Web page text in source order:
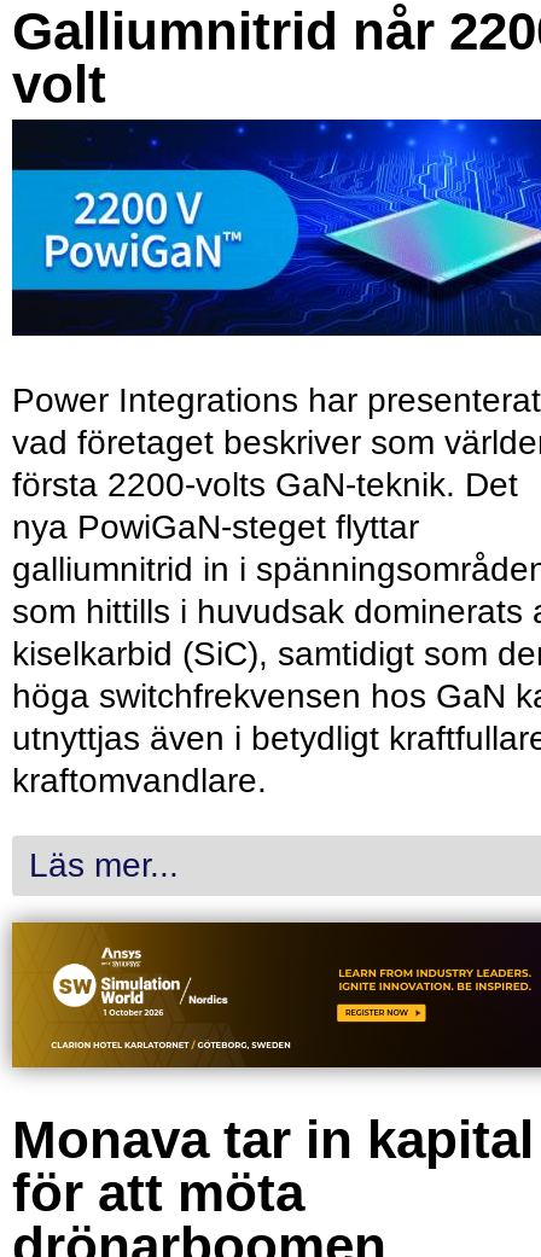
Galliumnitrid når
volt
Power Integrations har presenterat
vad företaget beskriver som
första 2200-volts GaN-teknik. Det
nya PowiGaN-steget flyttar
galliumnitrid in i
som hittills i huvudsak dominerats
kiselkarbid (SiC), samtidigt som
höga switchfrekvensen hos GaN
utnyttjas även i betydligt
kraftomvandlare.
Läs mer...
Monava tar in kapital
för att möta